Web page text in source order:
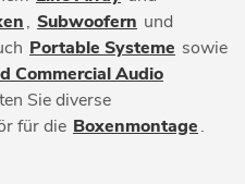
, Subwoofern und
Portable Systeme sowie
Commercial Audio
Sie diverse
für die Boxenmontage.